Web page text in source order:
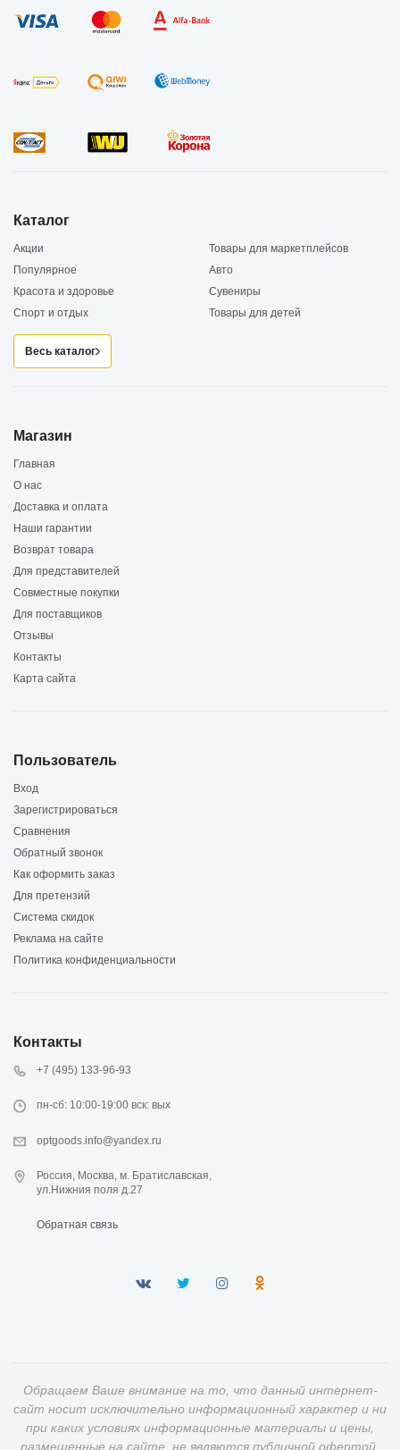
Каталог
Акции
Товары для маркетплейсов
Популярное
Авто
Красота и здоровье
Сувениры
Спорт и отдых
Товары для детей
Весь каталог
Магазин
Главная
О нас
Доставка и оплата
Наши гарантии
Возврат товара
Для представителей
Совместные покупки
Для поставщиков
Отзывы
Контакты
Карта сайта
Пользователь
Вход
Зарегистрироваться
Сравнения
Обратный звонок
Как оформить заказ
Для претензий
Система скидок
Реклама на сайте
Политика конфиденциальности
Контакты
+7 (495) 133-96-93
пн-сб: 10:00-19:00 вск: вых
optgoods.info@yandex.ru
Россия, Москва, м. Братиславская,
ул.Нижния поля д.27
Обратная связь
Обращаем Ваше внимание на то, что данный интернет-
сайт носит исключительно информационный характер и ни
при каких условиях информационные материалы и цены,
размещенные на сайте, не являются публичной офертой,